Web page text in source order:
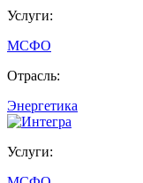
Услуги:
МСФО
Отрасль:
Энергетика
Услуги: